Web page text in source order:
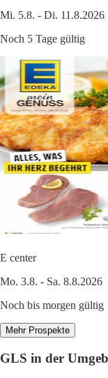
Mi. 5.8. - Di. 11.8.2026
Noch 5 Tage gültig
E center
Mo. 3.8. - Sa. 8.8.2026
Noch bis morgen gültig
Mehr Prospekte
GLS in der